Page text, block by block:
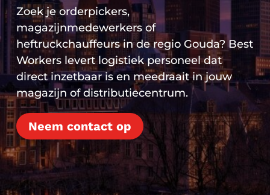
Zoek je orderpickers,
magazijnmedewerkers of
heftruckchauffeurs in de regio Gouda? Best
Workers levert logistiek personeel dat
direct inzetbaar is en meedraait in jouw
magazijn of distributiecentrum.
Neem contact op